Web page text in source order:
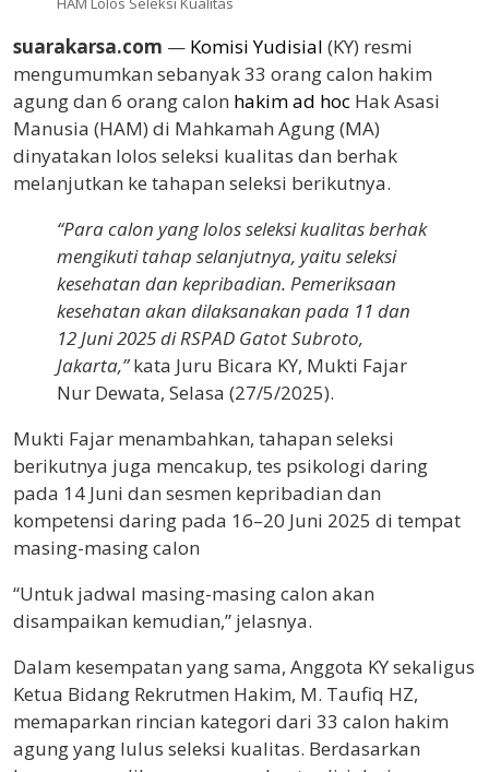
suarakarsa.com — Komisi Yudisial (KY) resmi
mengumumkan sebanyak 33 orang calon hakim
agung dan 6 orang calon hakim ad hoc Hak Asasi
Manusia (HAM) di Mahkamah Agung (MA)
dinyatakan lolos seleksi kualitas dan berhak
melanjutkan ke tahapan seleksi berikutnya.
“Para calon yang lolos seleksi kualitas berhak
mengikuti tahap selanjutnya, yaitu seleksi
kesehatan dan kepribadian. Pemeriksaan
kesehatan akan dilaksanakan pada 11 dan
12 Juni 2025 di RSPAD Gatot Subroto,
Jakarta,”kata Juru Bicara KY, Mukti Fajar
Nur Dewata, Selasa (27/5/2025).
Mukti Fajar menambahkan, tahapan seleksi
berikutnya juga mencakup, tes psikologi daring
pada 14 Juni dan sesmen kepribadian dan
kompetensi daring pada 16–20 Juni 2025 di tempat
masing-masing calon
“Untuk jadwal masing-masing calon akan
disampaikan kemudian,” jelasnya.
Dalam kesempatan yang sama, Anggota KY sekaligus
Ketua Bidang Rekrutmen Hakim, M. Taufiq HZ,
memaparkan rincian kategori dari 33 calon hakim
agung yang lulus seleksi kualitas. Berdasarkan